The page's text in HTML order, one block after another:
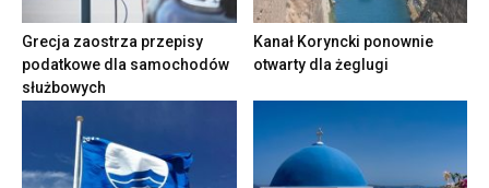
Grecja zaostrza przepisy
podatkowe dla samochodów
służbowych
Kanał Koryncki ponownie
otwarty dla żeglugi